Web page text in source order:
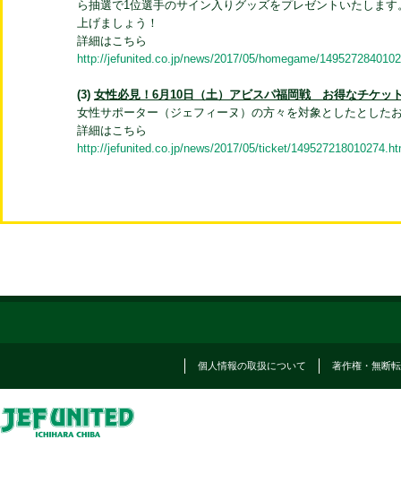
ら抽選で1位選手のサイン入りグッズをプレゼントいたしま
上げましょう！
詳細はこちら
http://jefunited.co.jp/news/2017/05/homegame/
(3) 女性必見！6月10日（土）アビスパ福岡戦 お得なチケッ
女性サポーター（ジェフィーヌ）の方々を対象としたとした
詳細はこちら
http://jefunited.co.jp/news/2017/05/ticket/
個人情報の取扱について 著作権・無断